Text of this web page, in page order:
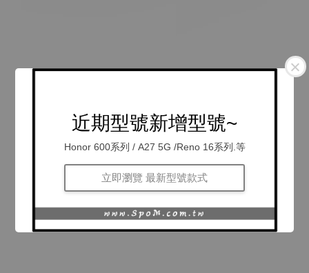
近期型號新增型號~
Honor 600系列 / A27 5G /Reno 16系列.等
立即瀏覽 最新型號款式